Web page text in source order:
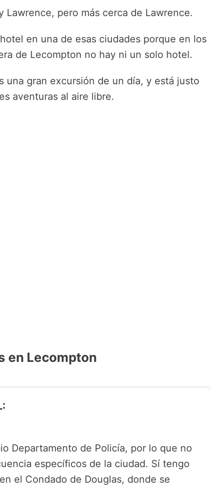
Lawrence, pero más cerca de Lawrence.
en una de esas ciudades porque en los
de Lecompton no hay ni un solo hotel.
una gran excursión de un día, y está justo
aventuras al aire libre.
en Lecompton
Departamento de Policía, por lo que no
específicos de la ciudad. Sí tengo
el Condado de Douglas, donde se